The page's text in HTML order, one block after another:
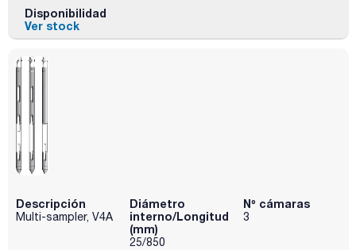
Disponibilidad
Ver stock
Descripción
Multi-sampler, V4A
Diámetro
interno/Longitud
(mm)
25/850
Nº cámaras
3